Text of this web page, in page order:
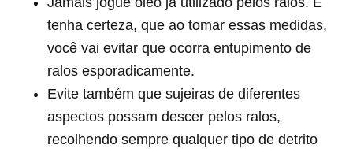
tenha certeza, que ao tomar essas medidas,
você vai evitar que ocorra entupimento de
ralos esporadicamente.
Evite também que sujeiras de diferentes
aspectos possam descer pelos ralos,
recolhendo sempre qualquer tipo de detrito